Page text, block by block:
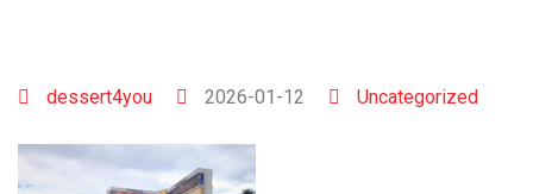
dessert4you 2026-01-12 Uncategorized